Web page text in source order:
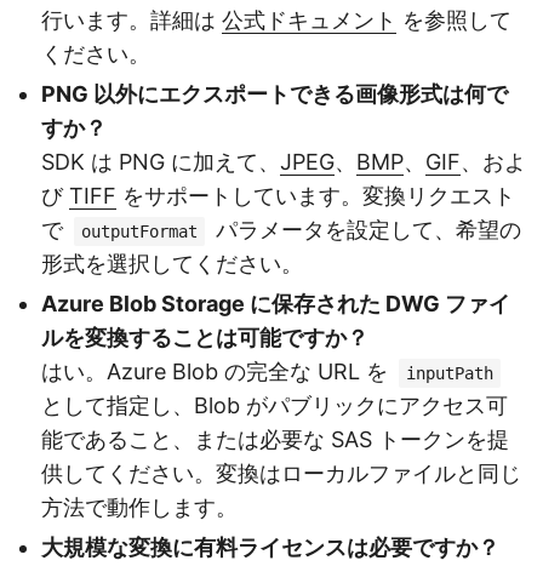
行います。詳細は 公式ドキュメント を参照して
ください。
PNG 以外にエクスポートできる画像形式は何で
すか？
SDK は PNG に加えて、 JPEG、 BMP、 GIF、およ
びTIFF をサポートしています。変換リクエスト
で
outputFormat
パラメータを設定して、希望の
形式を選択してください。
Azure Blob Storage に保存された DWG ファイ
ルを変換することは可能ですか？
はい。Azure Blob の完全な URL を
inputPath
として指定し、Blob がパブリックにアクセス可
能であること、または必要な SAS トークンを提
供してください。変換はローカルファイルと同じ
方法で動作します。
大規模な変換に有料ライセンスは必要ですか？